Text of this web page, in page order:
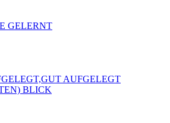
GELERNT
AUFGELEGT
BLICK